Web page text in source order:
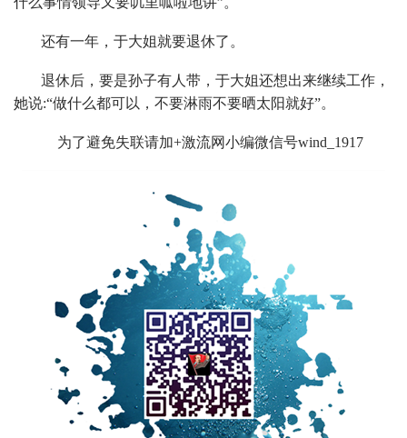
还有一年，于大姐就要退休了。
退休后，要是孙子有人带，于大姐还想出来继续工作，
她说:“做什么都可以，不要淋雨不要晒太阳就好”。
为了避免失联请加+激流网小编微信号wind_1917